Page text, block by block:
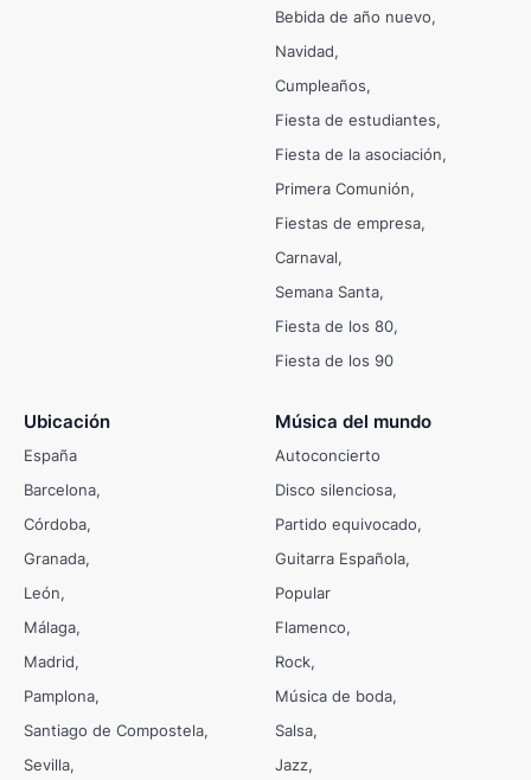
Bebida de año nuevo
Navidad
Cumpleaños
Fiesta de estudiantes
Fiesta de la asociación
Primera Comunión
Fiestas de empresa
Carnaval
Semana Santa
Fiesta de los 80
Fiesta de los 90
Ubicación
España
Barcelona
Córdoba
Granada
León
Málaga
Madrid
Pamplona
Santiago de Compostela
Sevilla
Música del mundo
Autoconcierto
Disco silenciosa
Partido equivocado
Guitarra Española
Popular
Flamenco
Rock
Música de boda
Salsa
Jazz